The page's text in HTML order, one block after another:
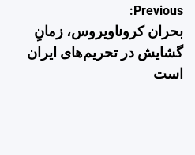
راهبری
نوشته
Previous:
بحران کروناویروس، زمانِ
گشایش در تحریم‌های ایران
است